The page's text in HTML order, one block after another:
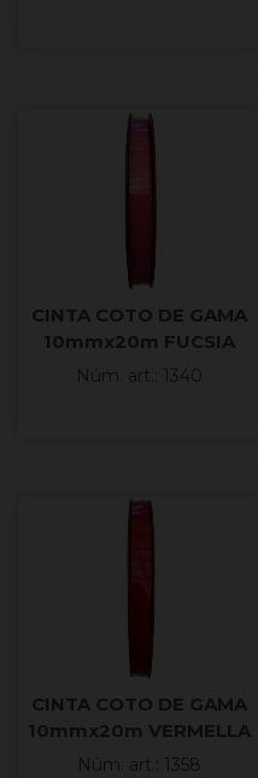
CINTA COTO DE GAMA
10mmx20m FUCSIA
Núm. art.: 1340
CINTA COTO DE GAMA
10mmx20m VERMELLA
Núm. art.: 1358